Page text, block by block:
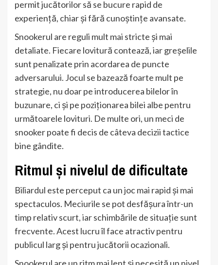
permit jucătorilor să se bucure rapid de
experiență, chiar și fără cunoștințe avansate.
Snookerul are reguli mult mai stricte și mai
detaliate. Fiecare lovitură contează, iar greșelile
sunt penalizate prin acordarea de puncte
adversarului. Jocul se bazează foarte mult pe
strategie, nu doar pe introducerea bilelor în
buzunare, ci și pe poziționarea bilei albe pentru
următoarele lovituri. De multe ori, un meci de
snooker poate fi decis de câteva decizii tactice
bine gândite.
Ritmul și nivelul de dificultate
Biliardul este perceput ca un joc mai rapid și mai
spectaculos. Meciurile se pot desfășura într-un
timp relativ scurt, iar schimbările de situație sunt
frecvente. Acest lucru îl face atractiv pentru
publicul larg și pentru jucătorii ocazionali.